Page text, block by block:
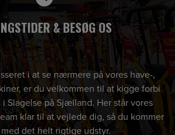
& BESØG OS
i at se nærmere på vores have-,
er du velkommen til at kigge forbi
Slagelse på Sjælland. Her står vores
klar til at vejlede dig, så du kommer
det helt rigtige udstyr.